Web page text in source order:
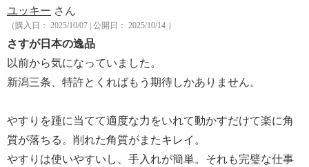
ユッキー さん
（購入日： 2025/10/07 | 公開日： 2025/10/14 ）
さすが日本の逸品
以前から気になっていました。
新潟三条、特許とくればもう期待しかありません。
やすりを踵に当てて適度な力をいれて動かすだけて楽に角
質が落ちる。削れた角質がまたキレイ。
やすりは使いやすいし、手入れが簡単。それも完璧な仕事